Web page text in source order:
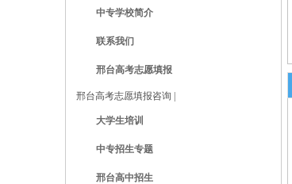
中专学校简介
联系我们
邢台高考志愿填报
邢台高考志愿填报咨询
大学生培训
中专招生专题
邢台高中招生